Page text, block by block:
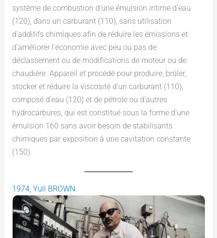
système de combustion d’une émulsion intime d’eau
(120), dans un carburant (110), sans utilisation
d’additifs chimiques afin de réduire les émissions et
d’améliorer l’économie avec peu ou pas de
déclassement ou de modifications de moteur ou de
chaudière. Appareil et procédé pour produire, brûler,
stocker et réduire la viscosité d’un carburant (110),
composé d’eau (120) et de pétrole ou d’autres
hydrocarbures, qui est constitué sous la forme d’une
émulsion 160 sans avoir besoin de stabilisants
chimiques par exposition à une cavitation constante
(150).
1974, Yull BROWN